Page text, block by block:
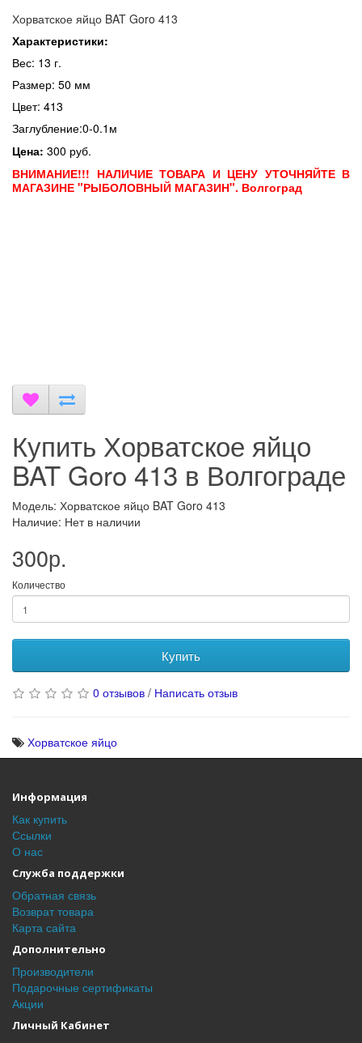
Хорватское яйцо BAT Goro 413
Характеристики:
Вес: 13 г.
Размер: 50 мм
Цвет: 413
Заглубление:0-0.1м
Цена: 300 руб.
ВНИМАНИЕ!!! НАЛИЧИЕ ТОВАРА И ЦЕНУ УТОЧНЯЙТЕ В
МАГАЗИНЕ "РЫБОЛОВНЫЙ МАГАЗИН". Волгоград
Купить Хорватское яйцо
BAT Goro 413 в Волгограде
Модель: Хорватское яйцо BAT Goro 413
Наличие: Нет в наличии
300р.
Количество
Купить
0 отзывов / Написать отзыв
Хорватское яйцо
Информация
Как купить
Ссылки
О нас
Служба поддержки
Обратная связь
Возврат товара
Карта сайта
Дополнительно
Производители
Подарочные сертификаты
Акции
Личный Кабинет